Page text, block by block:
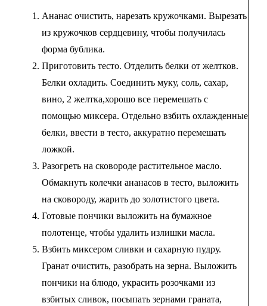
Ананас очистить, нарезать кружочками. Вырезать
из кружочков сердцевину, чтобы получилась
форма бублика.
Приготовить тесто. Отделить белки от желтков.
Белки охладить. Соединить муку, соль, сахар,
вино, 2 желтка,хорошо все перемешать с
помощью миксера. Отдельно взбить охлажденные
белки, ввести в тесто, аккуратно перемешать
ложкой.
Разогреть на сковороде растительное масло.
Обмакнуть колечки ананасов в тесто, выложить
на сковороду, жарить до золотистого цвета.
Готовые пончики выложить на бумажное
полотенце, чтобы удалить излишки масла.
Взбить миксером сливки и сахарную пудру.
Гранат очистить, разобрать на зерна. Выложить
пончики на блюдо, украсить розочками из
взбитых сливок, посыпать зернами граната,